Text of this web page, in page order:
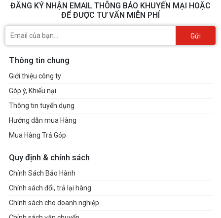
ĐĂNG KÝ NHẬN EMAIL THÔNG BÁO KHUYẾN MẠI HOẶC
ĐỂ ĐƯỢC TƯ VẤN MIỄN PHÍ
Gửi
Thông tin chung
Giới thiệu công ty
Góp ý, Khiếu nại
Thông tin tuyển dụng
Hướng dẫn mua Hàng
Mua Hàng Trả Góp
Quy định & chính sách
Chính Sách Bảo Hành
Chính sách đổi, trả lại hàng
Chính sách cho doanh nghiệp